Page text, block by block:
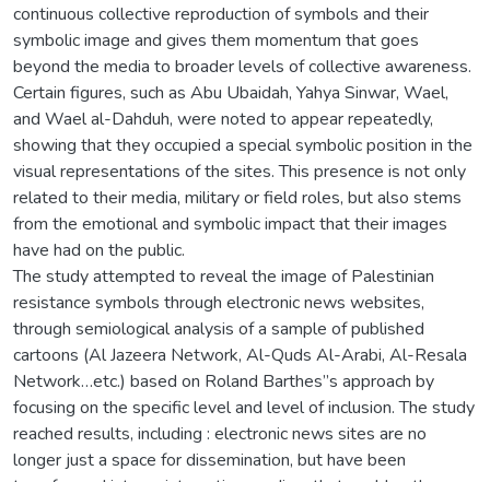
continuous collective reproduction of symbols and their
symbolic image and gives them momentum that goes
beyond the media to broader levels of collective awareness.
Certain figures, such as Abu Ubaidah, Yahya Sinwar, Wael,
and Wael al-Dahduh, were noted to appear repeatedly,
showing that they occupied a special symbolic position in the
visual representations of the sites. This presence is not only
related to their media, military or field roles, but also stems
from the emotional and symbolic impact that their images
have had on the public.
The study attempted to reveal the image of Palestinian
resistance symbols through electronic news websites,
through semiological analysis of a sample of published
cartoons (Al Jazeera Network, Al-Quds Al-Arabi, Al-Resala
Network…etc.) based on Roland Barthes’’s approach by
focusing on the specific level and level of inclusion. The study
reached results, including : electronic news sites are no
longer just a space for dissemination, but have been